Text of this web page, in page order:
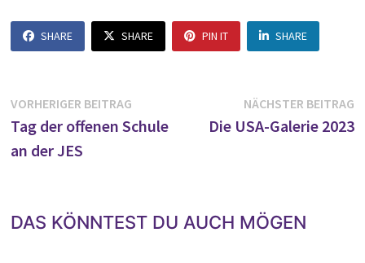
SHARE SHARE PIN IT SHARE
Beitragsnavigation
VORHERIGER BEITRAGVorheriger
Beitrag:
Tag der offenen Schule
an der JES
NÄCHSTER BEITRAG
Die USA-Galerie 2023
DAS KÖNNTEST DU AUCH MÖGEN